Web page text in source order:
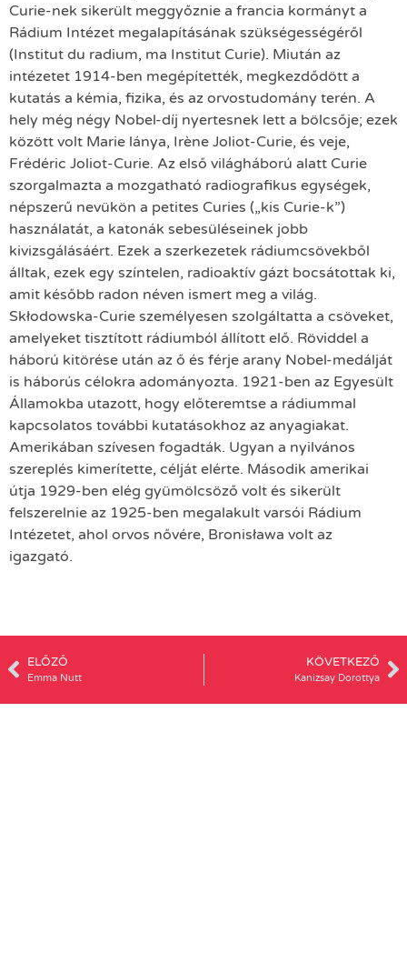
Curie-nek sikerült meggyőznie a francia kormányt a
Rádium Intézet megalapításának szükségességéről
(Institut du radium, ma Institut Curie). Miután az
intézetet 1914-ben megépítették, megkezdődött a
kutatás a kémia, fizika, és az orvostudomány terén. A
hely még négy Nobel-díj nyertesnek lett a bölcsője; ezek
között volt Marie lánya, Irène Joliot-Curie, és veje,
Frédéric Joliot-Curie. Az első világháború alatt Curie
szorgalmazta a mozgatható radiografikus egységek,
népszerű nevükön a petites Curies („kis Curie-k”)
használatát, a katonák sebesüléseinek jobb
kivizsgálásáért. Ezek a szerkezetek rádiumcsövekből
álltak, ezek egy színtelen, radioaktív gázt bocsátottak ki,
amit később radon néven ismert meg a világ.
Skłodowska-Curie személyesen szolgáltatta a csöveket,
amelyeket tisztított rádiumból állított elő. Röviddel a
háború kitörése után az ő és férje arany Nobel-medálját
is háborús célokra adományozta. 1921-ben az Egyesült
Államokba utazott, hogy előteremtse a rádiummal
kapcsolatos további kutatásokhoz az anyagiakat.
Amerikában szívesen fogadták. Ugyan a nyilvános
szereplés kimerítette, célját elérte. Második amerikai
útja 1929-ben elég gyümölcsöző volt és sikerült
felszerelnie az 1925-ben megalakult varsói Rádium
Intézetet, ahol orvos nővére, Bronisława volt az
igazgató.
ELŐZŐ
Emma Nutt
KÖVETKEZŐ
Kanizsay Dorottya